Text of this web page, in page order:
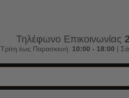
Τηλέφωνο Επικοινωνίας
Τρίτη έως Παρασκευή: 10:00 - 18:00 |